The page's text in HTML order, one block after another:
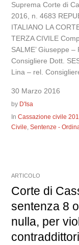
Suprema Corte di
2016, n. 4683
ITALIANO LA
TERZA CIVILE
SALME’ Giuseppe
Consigliere Dott.
Lina – rel.
30 Marzo 2016
by D'Isa
InCassazione civile
Civile,Sentenze -
ARTICOLO
Corte di
sentenza 8
nulla, per